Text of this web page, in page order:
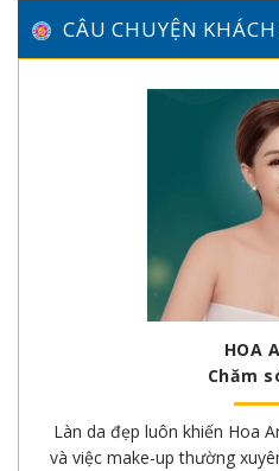
CÂU CHUYỆN
HOA
Chăm
Làn da đẹp luôn khiến Hoa
và việc make-up thường